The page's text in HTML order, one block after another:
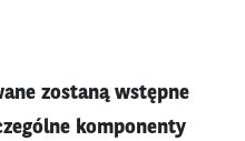
zostaną wstępne
komponenty